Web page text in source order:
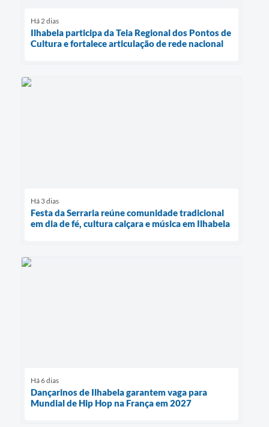
Há 2 dias
Ilhabela participa da Teia Regional dos Pontos de
Cultura e fortalece articulação de rede nacional
Há 3 dias
Festa da Serraria reúne comunidade tradicional
em dia de fé, cultura caiçara e música em Ilhabela
Há 6 dias
Dançarinos de Ilhabela garantem vaga para
Mundial de Hip Hop na França em 2027